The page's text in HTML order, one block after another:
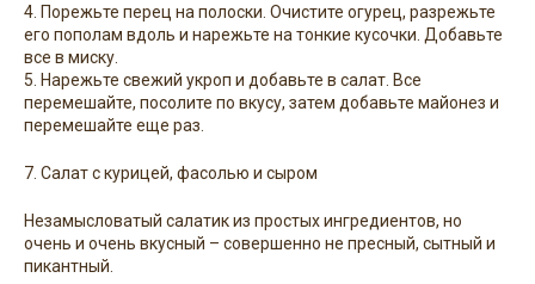
4. Порежьте перец на полоски. Очистите огурец, разрежьте
его пополам вдоль и нарежьте на тонкие кусочки. Добавьте
все в миску.
5. Нарежьте свежий укроп и добавьте в салат. Все
перемешайте, посолите по вкусу, затем добавьте майонез и
перемешайте еще раз.
7. Салат с курицей, фасолью и сыром
Незамысловатый салатик из простых ингредиентов, но
очень и очень вкусный – совершенно не пресный, сытный и
пикантный.